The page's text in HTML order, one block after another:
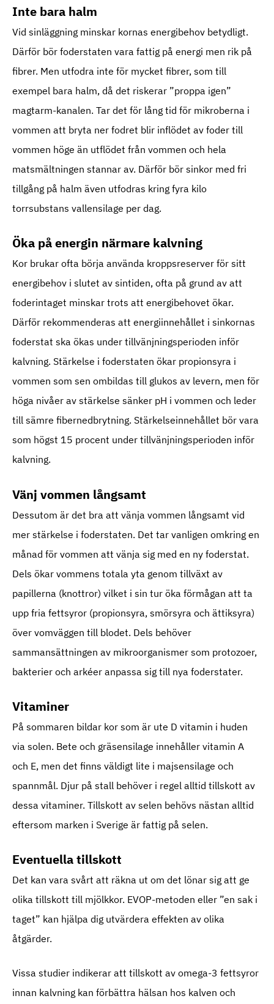
Inte bara halm
Vid sinläggning minskar kornas energibehov betydligt.
Därför bör foderstaten vara fattig på energi men rik på
fibrer. Men utfodra inte för mycket fibrer, som till
exempel bara halm, då det riskerar ”proppa igen”
magtarm-kanalen. Tar det för lång tid för mikroberna i
vommen att bryta ner fodret blir inflödet av foder till
vommen höge än utflödet från vommen och hela
matsmältningen stannar av. Därför bör sinkor med fri
tillgång på halm även utfodras kring fyra kilo
torrsubstans vallensilage per dag.
Öka på energin närmare kalvning
Kor brukar ofta börja använda kroppsreserver för sitt
energibehov i slutet av sintiden, ofta på grund av att
foderintaget minskar trots att energibehovet ökar.
Därför rekommenderas att energiinnehållet i sinkornas
foderstat ska ökas under tillvänjningsperioden inför
kalvning. Stärkelse i foderstaten ökar propionsyra i
vommen som sen ombildas till glukos av levern, men för
höga nivåer av stärkelse sänker pH i vommen och leder
till sämre fibernedbrytning. Stärkelseinnehållet bör vara
som högst 15 procent under tillvänjningsperioden inför
kalvning.
Vänj vommen långsamt
Dessutom är det bra att vänja vommen långsamt vid
mer stärkelse i foderstaten. Det tar vanligen omkring en
månad för vommen att vänja sig med en ny foderstat.
Dels ökar vommens totala yta genom tillväxt av
papillerna (knottror) vilket i sin tur öka förmågan att ta
upp fria fettsyror (propionsyra, smörsyra och ättiksyra)
över vomväggen till blodet. Dels behöver
sammansättningen av mikroorganismer som protozoer,
bakterier och arkéer anpassa sig till nya foderstater.
Vitaminer
På sommaren bildar kor som är ute D vitamin i huden
via solen. Bete och gräsensilage innehåller vitamin A
och E, men det finns väldigt lite i majsensilage och
spannmål. Djur på stall behöver i regel alltid tillskott av
dessa vitaminer. Tillskott av selen behövs nästan alltid
eftersom marken i Sverige är fattig på selen.
Eventuella tillskott
Det kan vara svårt att räkna ut om det lönar sig att ge
olika tillskott till mjölkkor. EVOP-metoden eller ”en sak i
taget” kan hjälpa dig utvärdera effekten av olika
åtgärder.
Vissa studier indikerar att tillskott av omega-3 fettsyror
innan kalvning kan förbättra hälsan hos kalven och